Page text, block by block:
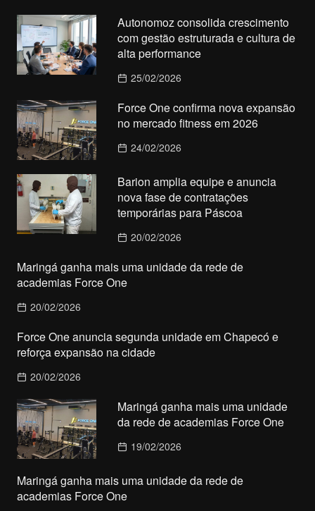
Autonomoz consolida crescimento
com gestão estruturada e cultura de
alta performance
25/02/2026
Force One confirma nova expansão
no mercado fitness em 2026
24/02/2026
Barion amplia equipe e anuncia
nova fase de contratações
temporárias para Páscoa
20/02/2026
Maringá ganha mais uma unidade da rede de
academias Force One
20/02/2026
Force One anuncia segunda unidade em Chapecó e
reforça expansão na cidade
20/02/2026
Maringá ganha mais uma unidade
da rede de academias Force One
19/02/2026
Maringá ganha mais uma unidade da rede de
academias Force One